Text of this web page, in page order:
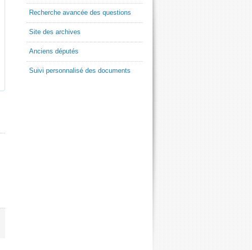
Recherche avancée des questions
Site des archives
Anciens députés
Suivi personnalisé des documents